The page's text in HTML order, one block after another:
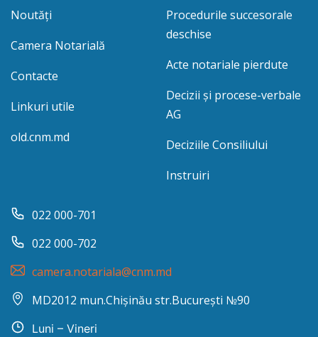
Noutăți
Camera Notarială
Contacte
Linkuri utile
old.cnm.md
Procedurile succesorale
deschise
Acte notariale pierdute
Decizii și procese-verbale
AG
Deciziile Consiliului
Instruiri
022 000-701
022 000-702
camera.notariala@cnm.md
MD2012 mun.Chișinău str.București №90
Luni – Vineri